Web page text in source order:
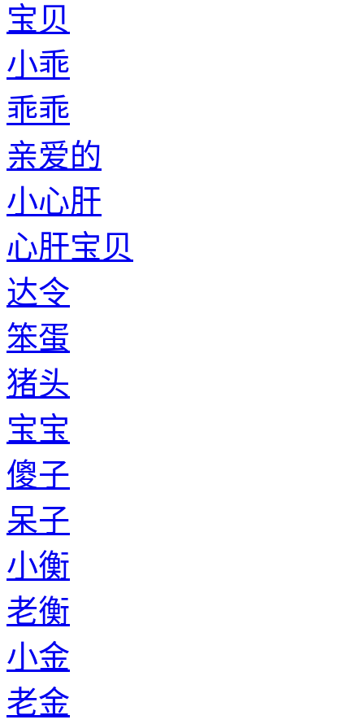
宝贝
小乖
乖乖
亲爱的
小心肝
心肝宝贝
达令
笨蛋
猪头
宝宝
傻子
呆子
小衡
老衡
小金
老金